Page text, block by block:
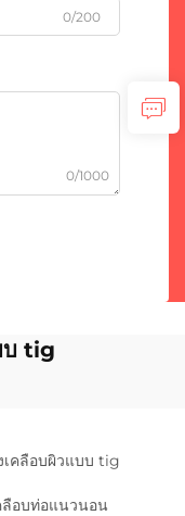
0/200
0/1000
บ tig
เคลือบผิวแบบ tig
ลือบท่อแนวนอน